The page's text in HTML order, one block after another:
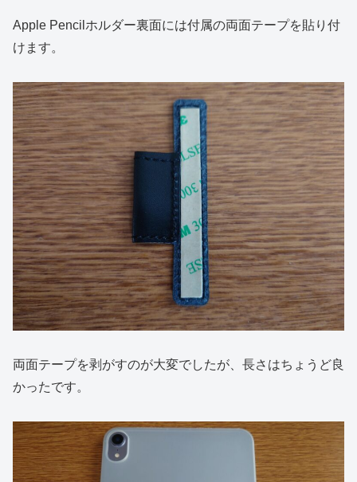
Apple Pencilホルダー裏面には付属の両面テープを貼り付
けます。
両面テープを剥がすのが大変でしたが、長さはちょうど良
かったです。